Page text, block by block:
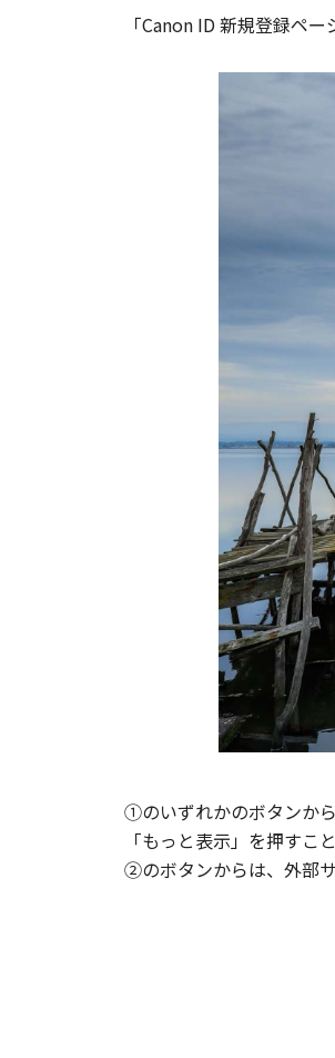
「Canon ID 新規登録ペ
①のいずれかのボタンか
「もっと表示」を押すこ
②のボタンからは、外部